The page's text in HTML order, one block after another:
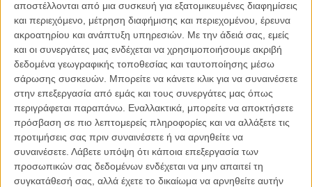
αποστέλλονται από μια συσκευή για εξατομικευμένες διαφημίσεις
και περιεχόμενο, μέτρηση διαφήμισης και περιεχομένου, έρευνα
ακροατηρίου και ανάπτυξη υπηρεσιών. Με την άδειά σας, εμείς
και οι συνεργάτες μας ενδέχεται να χρησιμοποιήσουμε ακριβή
δεδομένα γεωγραφικής τοποθεσίας και ταυτοποίησης μέσω
σάρωσης συσκευών. Μπορείτε να κάνετε κλικ για να συναινέσετε
στην επεξεργασία από εμάς και τους συνεργάτες μας όπως
περιγράφεται παραπάνω. Εναλλακτικά, μπορείτε να αποκτήσετε
πρόσβαση σε πιο λεπτομερείς πληροφορίες και να αλλάξετε τις
προτιμήσεις σας πριν συναινέσετε ή να αρνηθείτε να
συναινέσετε. Λάβετε υπόψη ότι κάποια επεξεργασία των
προσωπικών σας δεδομένων ενδέχεται να μην απαιτεί τη
συγκατάθεσή σας, αλλά έχετε το δικαίωμα να αρνηθείτε αυτήν
«Η Θάλασσα Μέσα μου» και το φλύαρο peplum έπος «Agora», την
ταινία γράφει και σκηνοθετεί ο Αλεχάντρο Αμενάμπαρ,
επιστρέφοντας στον κόσμο του ελλοχεύοντος τρόμου, 13 ολόκληρα
χρόνια μετά το ανατριχιαστικό σύμπαν του «The Others» με τη
Νικόλ Κίντμαν.